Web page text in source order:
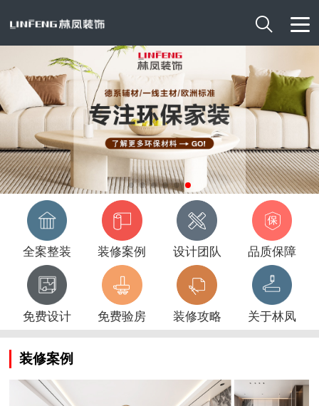

全案整装 装修案例 设计团队 品质保障
免费设计 免费验房 装修攻略 关于林凤
装修案例